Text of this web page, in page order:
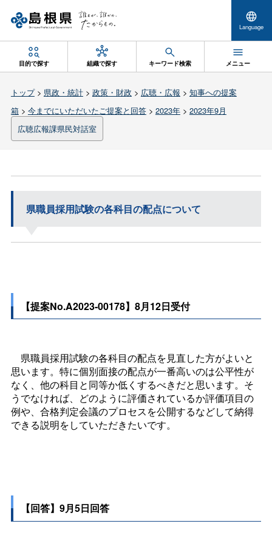
Language
目的で探す 組織で探す キーワード検索 メニュー
トップ> 県政・統計> 政策・財政 > 広聴・広報 > 知事への提案
箱> 今までにいただいたご提案と回答> 2023年> 2023年9月
広聴広報課県民対話室
県職員採用試験の各科目の配点について
【提案No.A2023-00178】8月12日受付
県職員採用試験の各科目の配点を見直した方がよいと
思います。特に個別面接の配点が一番高いのは公平性が
なく、他の科目と同等か低くするべきだと思います。そ
うでなければ、どのように評価されているか評価項目の
例や、合格判定会議のプロセスを公開するなどして納得
できる説明をしていただきたいです。
【回答】9月5日回答